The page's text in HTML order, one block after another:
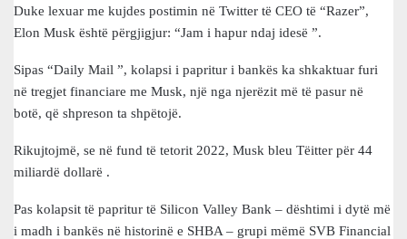
Duke lexuar me kujdes postimin në Twitter të CEO të “Razer”,
Elon Musk është përgjigjur: “Jam i hapur ndaj idesë ”.
Sipas “Daily Mail ”, kolapsi i papritur i bankës ka shkaktuar furi
në tregjet financiare me Musk, një nga njerëzit më të pasur në
botë, që shpreson ta shpëtojë.
Rikujtojmë, se në fund të tetorit 2022, Musk bleu Tëitter për 44
miliardë dollarë .
Pas kolapsit të papritur të Silicon Valley Bank – dështimi i dytë më
i madh i bankës në historinë e SHBA – grupi mëmë SVB Financial